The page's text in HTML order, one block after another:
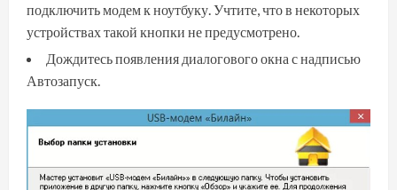
подключить модем к ноутбуку. Учтите, что в некоторых
устройствах такой кнопки не предусмотрено.
Дождитесь появления диалогового окна с надписью
Автозапуск.